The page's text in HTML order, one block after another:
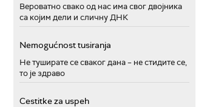
Вероватно свако од нас има свог двојника
са којим дели и сличну ДНК
Nemogućnost tusiranja
Не туширате се сваког дана – не стидите се,
то је здраво
Cestitke za uspeh